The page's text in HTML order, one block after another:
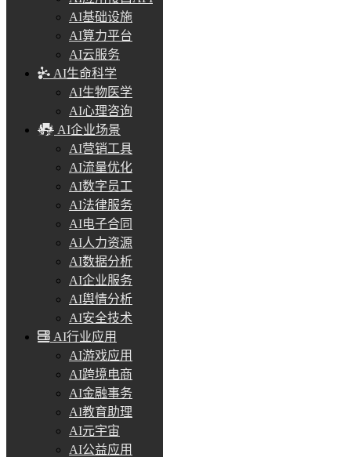
AI基础设施
AI算力平台
AI云服务
AI生命科学
AI生物医学
AI心理咨询
AI企业场景
AI营销工具
AI流量优化
AI数字员工
AI法律服务
AI电子合同
AI人力资源
AI数据分析
AI企业服务
AI舆情分析
AI安全技术
AI行业应用
AI游戏应用
AI跨境电商
AI金融事务
AI教育助理
AI元宇宙
AI公益应用